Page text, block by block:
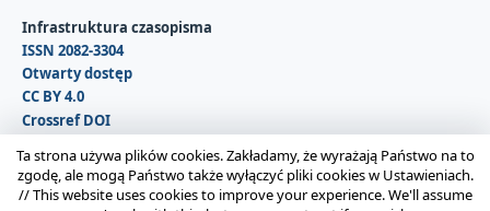
Infrastruktura czasopisma
ISSN 2082-3304
Otwarty dostęp
CC BY 4.0
Crossref DOI
Ta strona używa plików cookies. Zakładamy, że wyrażają Państwo na to
zgodę, ale mogą Państwo także wyłączyć pliki cookies w Ustawieniach.
//This website uses cookies to improve your experience. We'll assume